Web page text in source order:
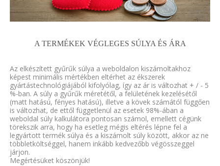
A TERMÉKEK VÉGLEGES SÚLYA ÉS ÁRA
Az elkészített gyűrűk súlya a weboldalon kiszámoltakhoz
képest minimális mértékben eltérhet az ékszerek
gyártástechnológiájából kifolyólag, így az ár is változhat + / - 5
%-ban. A súly a gyűrűk méretétől, a felületének kezelésétől
(matt hatású, fényes hatású), illetve a kövek számától függően
is változhat, de ettől függetlenül az esetek 98%-ában a
weboldal súly kalkulátora pontosan számol, emellett cégünk
törekszik arra, hogy ha esetleg mégis eltérés lépne fel a
legyártott termék súlya és a kiszámolt súly között, akkor az ne
többletköltséggel, hanem inkább kedvezőbb végösszeggel
járjon.
Megértésüket köszönjük!